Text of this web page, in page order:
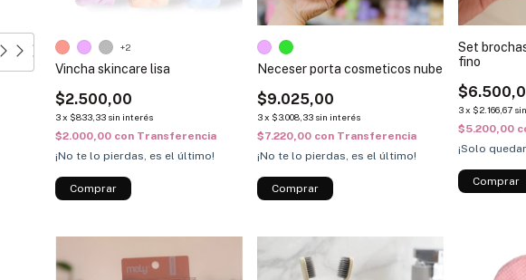
Vincha skincare lisa
$2.500,00
3x $833,33 sin interés
$2.000,00 con Transferencia
¡No te lo pierdas, es el último!
+2
Comprar
Neceser porta cosmeticos nube
$9.025,00
3x $3.008,33 sin interés
$7.220,00 con Transferencia
¡No te lo pierdas, es el último!
Comprar
Set
fino
3x $2.166,67
$5.200,00
¡Solo